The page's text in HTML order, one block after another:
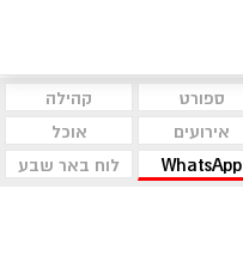
ספורט
קהילה
אירועים
אוכל
WhatsApp לוח באר שבע